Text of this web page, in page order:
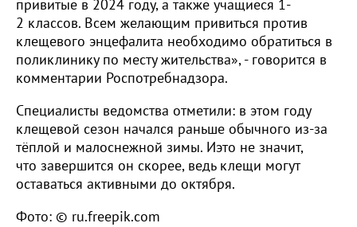
привитые в 2024 году, а также учащиеся 1-
2 классов. Всем желающим привиться против
клещевого энцефалита необходимо обратиться в
поликлинику по месту жительства», - говорится в
комментарии Роспотребнадзора.
Специалисты ведомства отметили: в этом году
клещевой сезон начался раньше обычного из-за
тёплой и малоснежной зимы. Иэто не значит,
что завершится он скорее, ведь клещи могут
оставаться активными до октября.
Фото: © ru.freepik.com